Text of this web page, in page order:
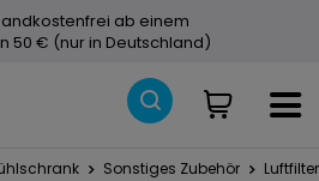
ab einem
50 € (nur in Deutschland)
Sonstiges Zubehör Luftfilter